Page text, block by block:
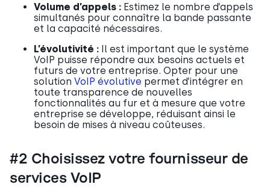
Volume d’appels : Estimez le nombre d’appels
simultanés pour connaître la bande passante
et la capacité nécessaires.
L’évolutivité : Il est important que le système
VoIP puisse répondre aux besoins actuels et
futurs de votre entreprise. Opter pour une
solution VoIP évolutive permet d’intégrer en
toute transparence de nouvelles
fonctionnalités au fur et à mesure que votre
entreprise se développe, réduisant ainsi le
besoin de mises à niveau coûteuses.
#2 Choisissez votre fournisseur de
services VoIP